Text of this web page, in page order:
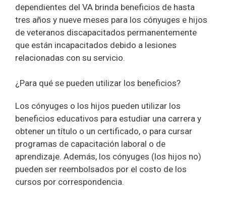
dependientes del VA brinda beneficios de hasta
tres años y nueve meses para los cónyuges e hijos
de veteranos discapacitados permanentemente
que están incapacitados debido a lesiones
relacionadas con su servicio.
¿Para qué se pueden utilizar los beneficios?
Los cónyuges o los hijos pueden utilizar los
beneficios educativos para estudiar una carrera y
obtener un título o un certificado, o para cursar
programas de capacitación laboral o de
aprendizaje. Además, los cónyuges (los hijos no)
pueden ser reembolsados por el costo de los
cursos por correspondencia.